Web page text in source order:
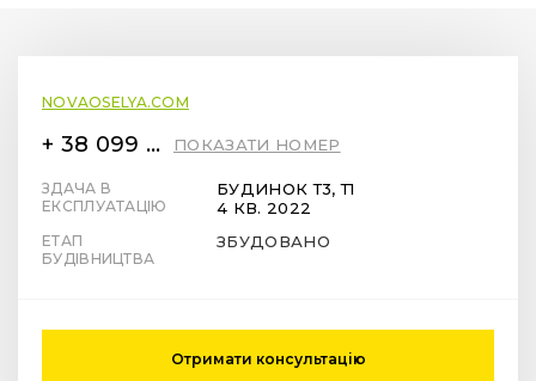
NOVAOSELYA.COM
+ 38 099 78 78 287 ПОКАЗАТИ НОМЕР
ЗДАЧА В
ЕКСПЛУАТАЦІЮ
БУДИНОК Т3, Т1
4 КВ. 2022
ЕТАП
БУДІВНИЦТВА
ЗБУДОВАНО
Отримати консультацію